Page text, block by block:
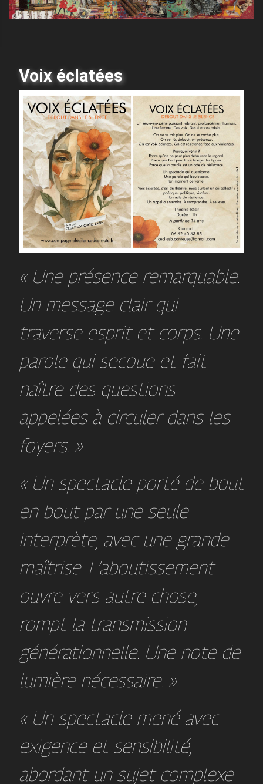
Voix éclatées
« Une présence remarquable.
Un message clair qui
traverse esprit et corps. Une
parole qui secoue et fait
naître des questions
appelées à circuler dans les
foyers. »
« Un spectacle porté de bout
en bout par une seule
interprète, avec une grande
maîtrise. L’aboutissement
ouvre vers autre chose,
rompt la transmission
générationnelle. Une note de
lumière nécessaire. »
« Un spectacle mené avec
exigence et sensibilité,
abordant un sujet complexe